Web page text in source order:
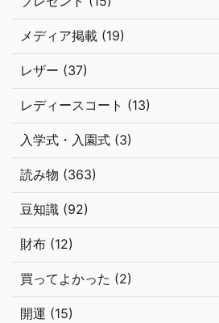
メディア掲載 (19)
レザー (37)
レディースコート (13)
入学式・入園式 (3)
読み物 (363)
豆知識 (92)
財布 (12)
買ってよかった (2)
開運 (15)